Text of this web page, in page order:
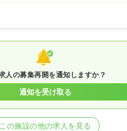
人の募集再開を通知しますか？
通知を受け取る
この施設の他の求人を見る